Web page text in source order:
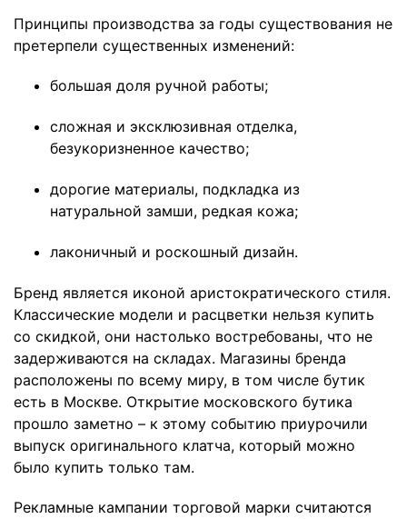
Принципы производства за годы существования не
претерпели существенных изменений:
большая доля ручной работы;
сложная и эксклюзивная отделка,
безукоризненное качество;
дорогие материалы, подкладка из
натуральной замши, редкая кожа;
лаконичный и роскошный дизайн.
Бренд является иконой аристократического стиля.
Классические модели и расцветки нельзя купить
со скидкой, они настолько востребованы, что не
задерживаются на складах. Магазины бренда
расположены по всему миру, в том числе бутик
есть в Москве. Открытие московского бутика
прошло заметно – к этому событию приурочили
выпуск оригинального клатча, который можно
было купить только там.
Рекламные кампании торговой марки считаются